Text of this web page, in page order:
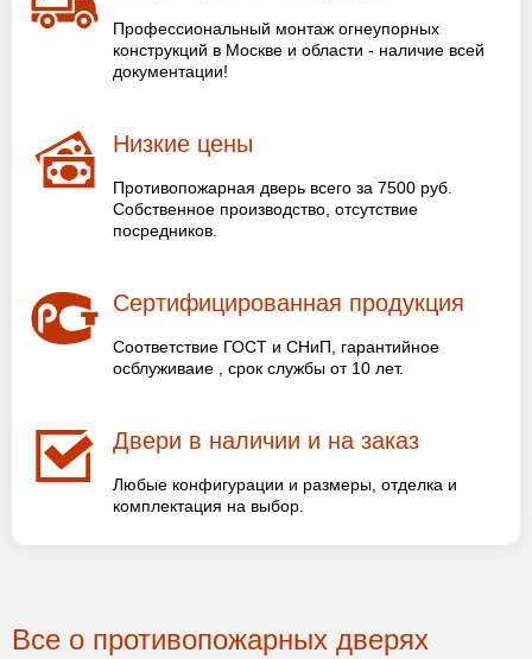
Профессиональный монтаж огнеупорных
конструкций в Москве и области - наличие всей
документации!
Низкие цены
Противопожарная дверь всего за 7500 руб.
Собственное производство, отсутствие
посредников.
Сертифицированная продукция
Соответствие ГОСТ и СНиП, гарантийное
осблуживаие , срок службы от 10 лет.
Двери в наличии и на заказ
Любые конфигурации и размеры, отделка и
комплектация на выбор.
Все о противопожарных дверях